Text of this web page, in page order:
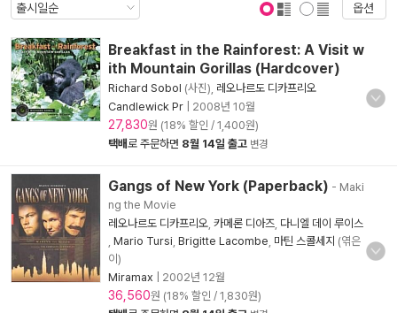
옵션
Breakfast in the Rainforest: A Visit w
ith Mountain Gorillas (Hardcover)
Richard Sobol (사진), 레오나르도 디카프리오
Candlewick Pr
2008년 10월
27,830원 (18% 할인 / 1,400원)
택배로 주문하면 8월 14일 출고 변경
Gangs of New York (Paperback) - Maki
ng the Movie
레오나르도 디카프리오 카메론 디아즈 다니엘 데이 루이스
Mario Tursi Brigitte Lacombe 마틴 스콜세지 (엮은
이)
Miramax
2002년 12월
36,560원 (18% 할인 / 1,830원)